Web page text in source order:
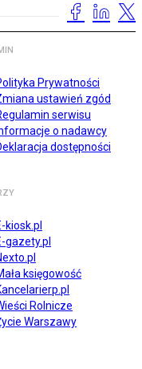
Prywatności
ustawień zgód
serwisu
o nadawcy
dostępności
kiosk.pl
gazety.pl
księgowość
Rolnicze
Warszawy